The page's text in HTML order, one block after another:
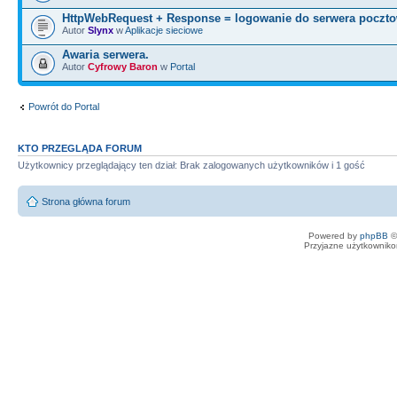
HttpWebRequest + Response = logowanie do serwera
Autor Slynx wAplikacje sieciowe
Awaria serwera.
Autor Cyfrowy Baron w Portal
Powrót do Portal
KTO PRZEGLĄDA FORUM
Użytkownicy przeglądający ten dział: Brak zalogowanych użytkowników i 1 gość
Strona główna forum
Powered by phpBB
Przyjazne